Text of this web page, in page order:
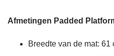
Afmetingen Padded
Breedte van de mat: 61